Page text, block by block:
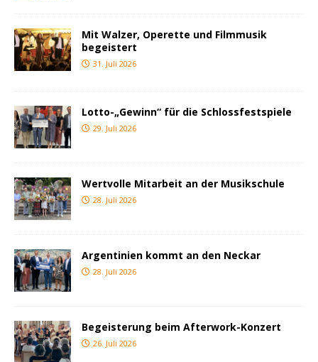
Mit Walzer, Operette und Filmmusik
begeistert
31. Juli 2026
Lotto-„Gewinn“ für die Schlossfestspiele
29. Juli 2026
Wertvolle Mitarbeit an der Musikschule
28. Juli 2026
Argentinien kommt an den Neckar
28. Juli 2026
Begeisterung beim Afterwork-Konzert
26. Juli 2026